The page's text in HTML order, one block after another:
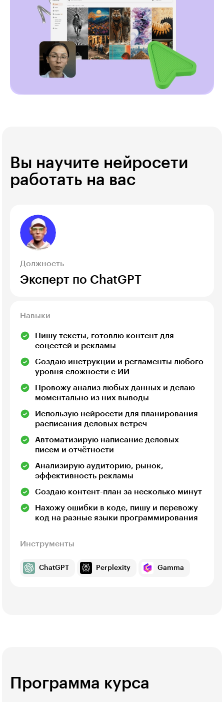
Вы научите нейросети
работать на вас
Должность
Эксперт по ChatGPT
Навыки
Пишу тексты, готовлю контент для
соцсетей и рекламы
Создаю инструкции и регламенты любого
уровня сложности с ИИ
Провожу анализ любых данных и делаю
моментально из них выводы
Использую нейросети для планирования
расписания деловых встреч
Автоматизирую написание деловых
писем и отчётности
Анализирую аудиторию, рынок,
эффективность рекламы
Создаю контент-план за несколько минут
Нахожу ошибки в коде, пишу и перевожу
код на разные языки программирования
Инструменты
ChatGPT Perplexity Gamma
Программа курса